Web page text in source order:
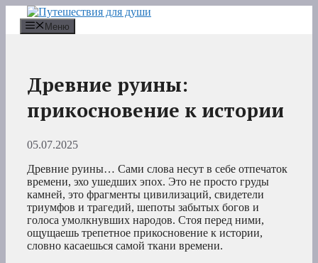
Перейти
содержимому
Меню
Древние руины:
прикосновение к истории
05.07.2025
Древние руины… Сами слова несут в себе отпечаток
времени, эхо ушедших эпох. Это не просто груды
камней, это фрагменты цивилизаций, свидетели
триумфов и трагедий, шепоты забытых богов и
голоса умолкнувших народов. Стоя перед ними,
ощущаешь трепетное прикосновение к истории,
словно касаешься самой ткани времени.